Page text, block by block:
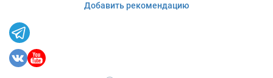
Добавить рекомендацию